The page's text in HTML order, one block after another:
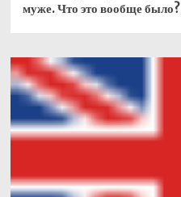
муже. Что это вообще было?